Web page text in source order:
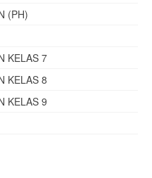
(PH)
KELAS 7
KELAS 8
KELAS 9